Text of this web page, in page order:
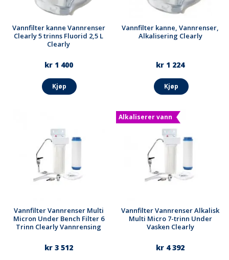
Vannfilter kanne Vannrenser
Clearly 5 trinns Fluorid 2,5 L
Clearly
kr 1 400
Kjøp
Vannfilter kanne, Vannrenser,
Alkalisering Clearly
kr 1 224
Kjøp
Vannfilter Vannrenser Multi
Micron Under Bench Filter 6
Trinn Clearly Vannrensing
kr 3 512
Alkaliserer vann
Vannfilter Vannrenser Alkalisk
Multi Micro 7-trinn Under
Vasken Clearly
kr 4 392